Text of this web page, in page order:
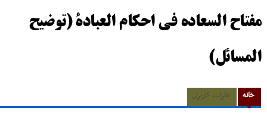
مفتاح السعاده فى احکام العبادة (توضیح
المسائل)
خانه نظرات کاربران